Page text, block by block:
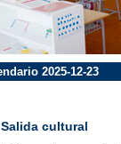
2025-12-23
Salida cultural